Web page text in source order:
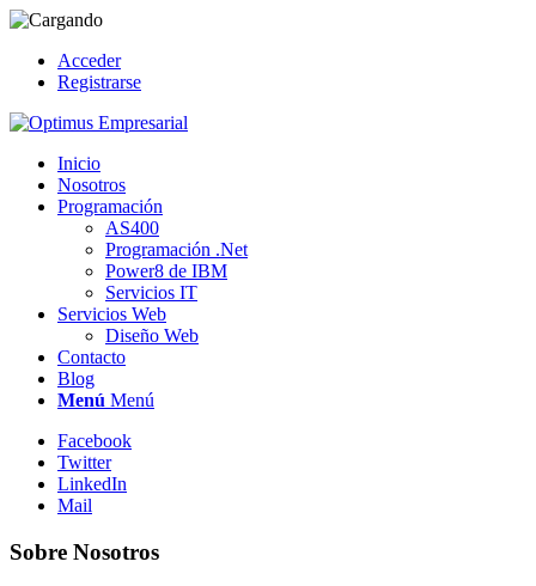
Acceder
Registrarse
Inicio
Nosotros
Programación
AS400
Programación .Net
Power8 de IBM
Servicios IT
Servicios Web
Diseño Web
Contacto
Blog
Menú Menú
Facebook
Twitter
LinkedIn
Mail
Sobre Nosotros